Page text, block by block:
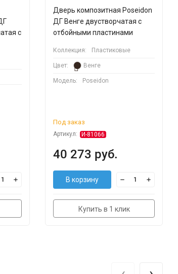
с
Дверь композитная Poseidon
ДГ Венге двустворчатая с
отбойными пластинами
Коллекция: Пластиковые
Цвет: Венге
Модель: Poseidon
Под заказ
Артикул: И-81066
40 273 руб.
В корзину
Купить в 1 клик